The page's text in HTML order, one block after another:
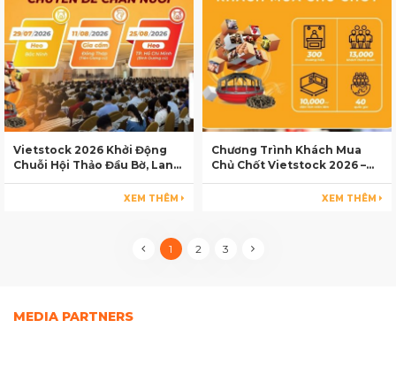
Vietstock 2026 Khởi Động
Chuỗi Hội Thảo Đầu Bờ, Lan
Chăn Nuôi Trọng ĐiểmXEM THÊM
Chương Trình Khách Mua
Chủ Chốt Vietstock 2026 –
Thú Y Việt Nam Và Đông Nam
XEM THÊM
1 2 3
MEDIA PARTNERS